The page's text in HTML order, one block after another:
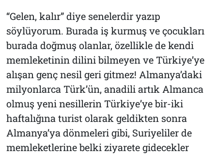
“Gelen, kalır” diye senelerdir yazıp
söylüyorum. Burada iş kurmuş ve çocukları
burada doğmuş olanlar, özellikle de kendi
memleketinin dilini bilmeyen ve Türkiye’ye
alışan genç nesil geri gitmez! Almanya’daki
milyonlarca Türk’ün, anadili artık Almanca
olmuş yeni nesillerin Türkiye’ye bir-iki
haftalığına turist olarak geldikten sonra
Almanya’ya dönmeleri gibi, Suriyeliler de
memleketlerine belki ziyarete gidecekler